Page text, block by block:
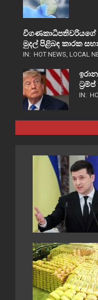
විගණකාධිපතිවරියගේ
මුදල් පිළිබඳ කාරක
IN: HOT NEWS, LOCAL
IN: